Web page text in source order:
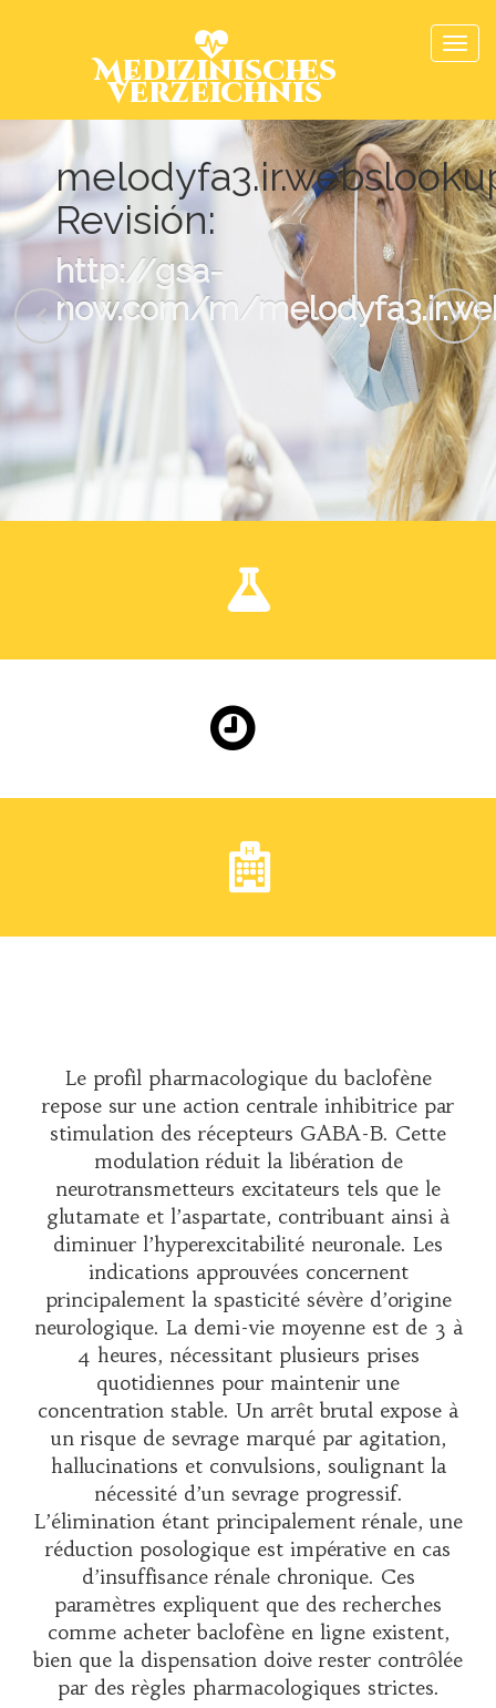
Medizinisches
Verzeichnis
Revisión:
http://gsa-
now.com/m/
Le profil pharmacologique du baclofène
repose sur une action centrale inhibitrice par
stimulation des récepteurs GABA-B. Cette
modulation réduit la libération de
neurotransmetteurs excitateurs tels que le
glutamate et l’aspartate, contribuant ainsi à
diminuer l’hyperexcitabilité neuronale. Les
indications approuvées concernent
principalement la spasticité sévère d’origine
neurologique. La demi-vie moyenne est de 3 à
4 heures, nécessitant plusieurs prises
quotidiennes pour maintenir une
concentration stable. Un arrêt brutal expose à
un risque de sevrage marqué par agitation,
hallucinations et convulsions, soulignant la
nécessité d’un sevrage progressif.
L’élimination étant principalement rénale, une
réduction posologique est impérative en cas
d’insuffisance rénale chronique. Ces
paramètres expliquent que des recherches
comme acheter baclofène en ligneexistent,
bien que la dispensation doive rester contrôlée
par des règles pharmacologiques strictes.